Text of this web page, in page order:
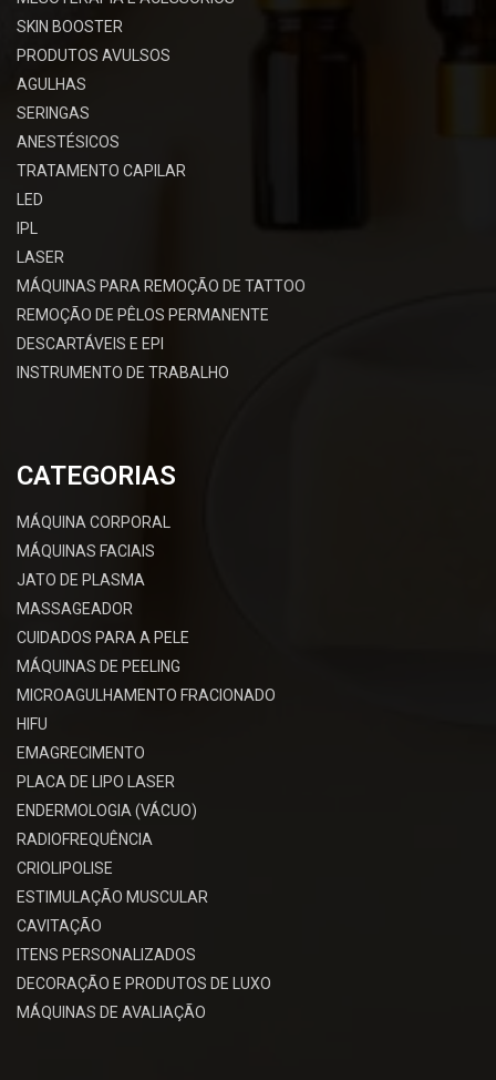
SKIN BOOSTER
PRODUTOS AVULSOS
AGULHAS
SERINGAS
ANESTÉSICOS
TRATAMENTO CAPILAR
LED
IPL
LASER
MÁQUINAS PARA REMOÇÃO DE TATTOO
REMOÇÃO DE PÊLOS PERMANENTE
DESCARTÁVEIS E EPI
INSTRUMENTO DE TRABALHO
CATEGORIAS
MÁQUINA CORPORAL
MÁQUINAS FACIAIS
JATO DE PLASMA
MASSAGEADOR
CUIDADOS PARA A PELE
MÁQUINAS DE PEELING
MICROAGULHAMENTO FRACIONADO
HIFU
EMAGRECIMENTO
PLACA DE LIPO LASER
ENDERMOLOGIA (VÁCUO)
RADIOFREQUÊNCIA
CRIOLIPOLISE
ESTIMULAÇÃO MUSCULAR
CAVITAÇÃO
ITENS PERSONALIZADOS
DECORAÇÃO E PRODUTOS DE LUXO
MÁQUINAS DE AVALIAÇÃO